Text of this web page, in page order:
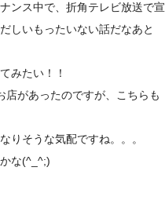
ンス中で、折角テレビ放送で宣
しいもったいない話だなあと
みたい！！
があったのですが、こちらも
りそうな気配ですね。。。
な(^_^;)